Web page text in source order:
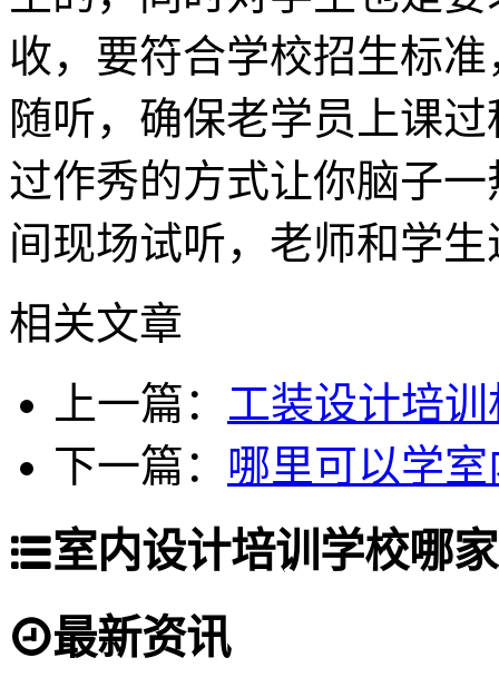
收，要符合学校招生标
随听，确保老学员上课
过作秀的方式让你脑子
间现场试听，老师和学
相关文章
上一篇： 工装设计培
下一篇： 哪里可以学
室内设计培训学校哪
最新资讯